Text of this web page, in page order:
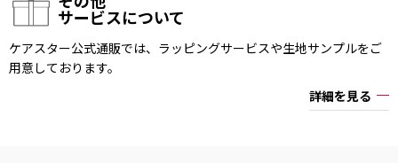
サービスについて
ケアスター公式通販では、ラッピングサービスや生地サンプルをご
用意しております。
詳細を見る